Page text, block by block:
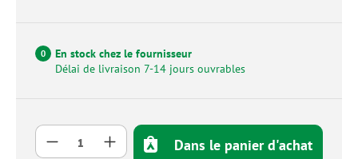
0
En stock chez le fournisseur
Délai de livraison 7-14 jours ouvrables
Quantité de produit : Entrez la quantité
Dans le panier d'achat